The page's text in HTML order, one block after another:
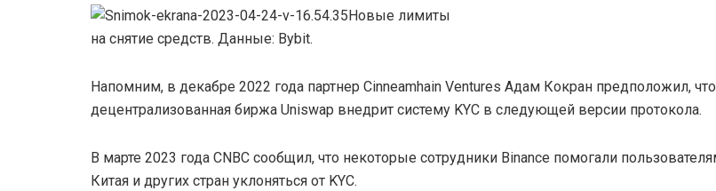
Новые лимиты
на снятие средств. Данные: Bybit.
Напомним, в декабре 2022 года партнер Cinneamhain Ventures Адам Кокран предположил, что
децентрализованная биржа Uniswap внедрит систему KYC в следующей версии протокола.
В марте 2023 года CNBC сообщил, что некоторые сотрудники Binance помогали
Китая и других стран уклоняться от KYC.